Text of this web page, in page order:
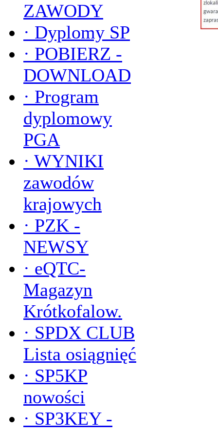
ZAWODY
· Dyplomy SP
· POBIERZ -
DOWNLOAD
· Program
dyplomowy
PGA
· WYNIKI
zawodów
krajowych
· PZK -
NEWSY
· eQTC-
Magazyn
Krótkofalow.
· SPDX CLUB
Lista osiągnięć
· SP5KP
nowości
· SP3KEY -